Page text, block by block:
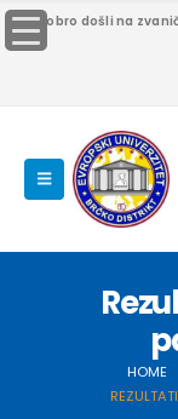
Dobro došli na
HOME